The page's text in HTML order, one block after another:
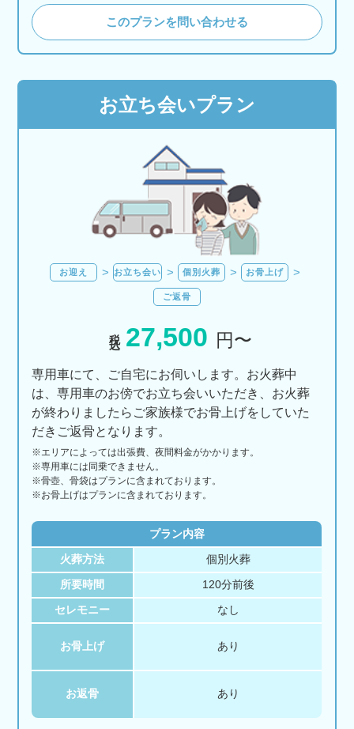
このプランを問い合わせる
お立ち会いプラン
お迎え お立ち会い 個別火葬 お骨上げ
ご返骨
27,500 円〜
専用車にて、ご自宅にお伺いします。お火葬中
は、専用車のお傍でお立ち会いいただき、お火葬
が終わりましたらご家族様でお骨上げをしていた
だきご返骨となります。
※エリアによっては出張費、夜間料金がかかります。
※専用車には同乗できません。
※骨壺、骨袋はプランに含まれております。
※お骨上げはプランに含まれております。
プラン内容
火葬方法 個別火葬
所要時間 120分前後
セレモニー なし
お骨上げ あり
お返骨 あり